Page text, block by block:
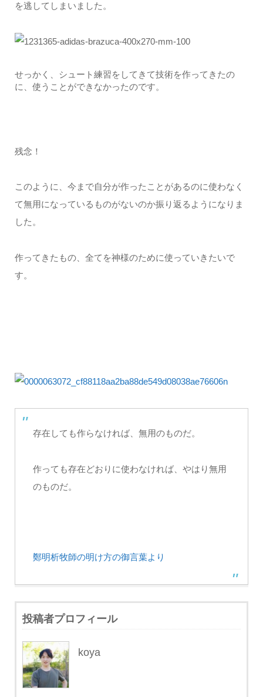
を逃してしまいました。
せっかく、シュート練習をしてきて技術を作ってきたの
に、使うことができなかったのです。
残念！
このように、今まで自分が作ったことがあるのに使わなく
て無用になっているものがないのか振り返るようになりま
した。
作ってきたもの、全てを神様のために使っていきたいで
す。
存在しても作らなければ、無用のものだ。
作っても存在どおりに使わなければ、やはり無用
のものだ。
鄭明析牧師の明け方の御言葉より
投稿者プロフィール
koya